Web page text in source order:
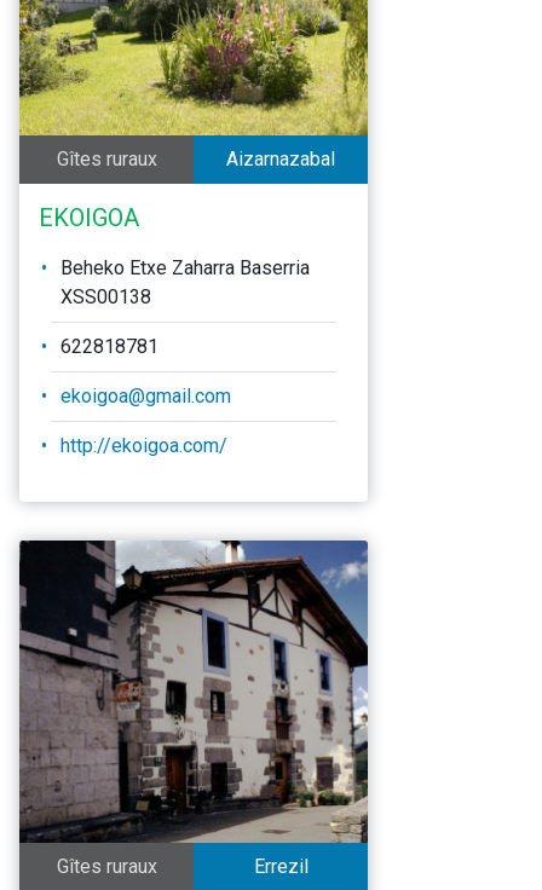
Gîtes ruraux Aizarnazabal
EKOIGOA
Beheko Etxe Zaharra Baserria
XSS00138
622818781
ekoigoa@gmail.com
http://ekoigoa.com/
Gîtes ruraux Errezil